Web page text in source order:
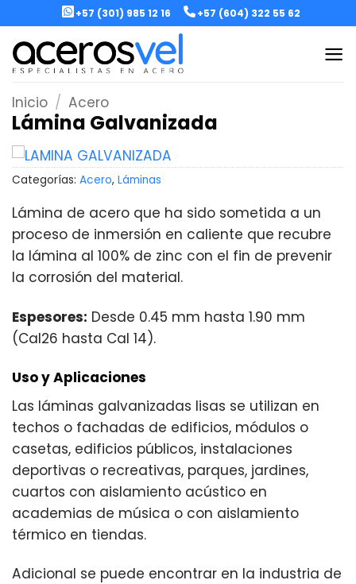
to
content
+57 (301) 985 12 16 +57 (604) 322 55 62
Inicio / Acero
Lámina Galvanizada
Categorías: Acero, Láminas
Lámina de acero que ha sido sometida a un
proceso de inmersión en caliente que recubre
la lámina al 100% de zinc con el fin de prevenir
la corrosión del material.
Espesores: Desde 0.45 mm hasta 1.90 mm
(Cal26 hasta Cal 14).
Uso y Aplicaciones
Las láminas galvanizadas lisas se utilizan en
techos o fachadas de edificios, módulos o
casetas, edificios públicos, instalaciones
deportivas o recreativas, parques, jardines,
cuartos con aislamiento acústico en
academias de música o con aislamiento
térmico en tiendas.
Adicional se puede encontrar en la industria de